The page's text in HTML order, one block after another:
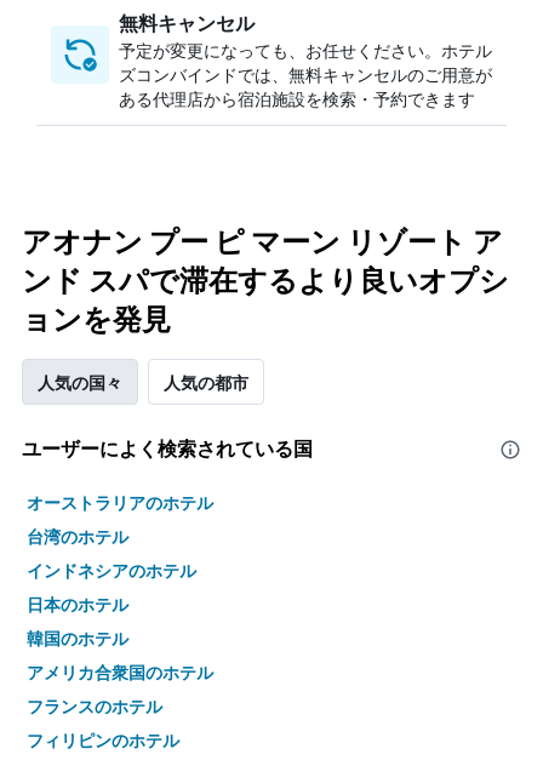
無料キャンセル
予定が変更になっても、お任せください。ホテル
ズコンバインドでは、無料キャンセルのご用意が
ある代理店から宿泊施設を検索・予約できます
アオナン プー ピ マーン リゾート ア
ンド スパで滞在するより良いオプシ
ョンを発見
人気の国々 人気の都市
ユーザーによく検索されている国
オーストラリアのホテル
台湾のホテル
インドネシアのホテル
日本のホテル
韓国のホテル
アメリカ合衆国のホテル
フランスのホテル
フィリピンのホテル